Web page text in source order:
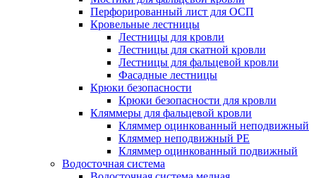
Перфорированный лист для ОСП
Кровельные лестницы
Лестницы для кровли
Лестницы для скатной кровли
Лестницы для фальцевой кровли
Фасадные лестницы
Крюки безопасности
Крюки безопасности для кровли
Кляммеры для фальцевой кровли
Кляммер оцинкованный неподвижный
Кляммер неподвижный PE
Кляммер оцинкованный подвижный
Водосточная система